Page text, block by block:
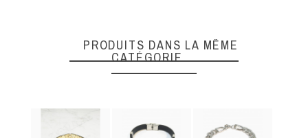
PRODUITS DANS LA MÊME
CATÉGORIE